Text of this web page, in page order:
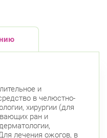
и
в челюстно-
хирургии (для
ран и
лечения ожогов, в